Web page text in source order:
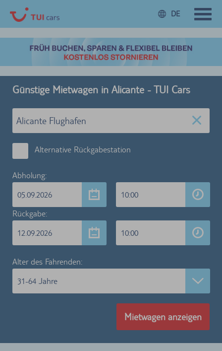
DE
Günstige Mietwagen in Alicante - TUI Cars
Alternative Rückgabestation
Abholung:
05.09.2026
10:00
Rückgabe:
12.09.2026
10:00
Alter des Fahrenden:
31-64 Jahre
Mietwagen anzeigen